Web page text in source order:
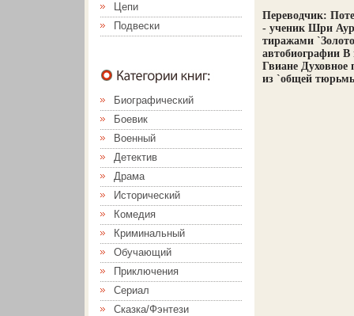
Цепи
Подвески
Биографический
Боевик
Военный
Детектив
Драма
Исторический
Комедия
Криминальный
Обучающий
Приключения
Сериал
Сказка/Фэнтези
Переводчик:
- ученик Шри
тиражами
автобиографии В
Гвиане Духовное
из `общей